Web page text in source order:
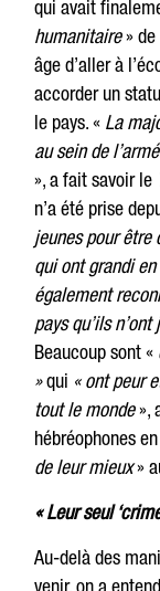
qui avait
humanitaire» de
âge d’aller à
accorder un
le pays. « La
au sein de
», a fait savoir le
n’a été prise
jeunes pour être
qui ont grandi
également
pays qu’ils
Beaucoup sont «
»qui « ont peur
tout le monde»,
hébréophones
de leur mieux»
« Leur seul
Au-delà des
venir, on a